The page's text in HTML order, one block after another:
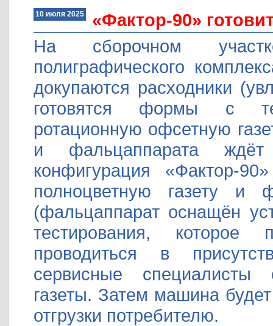
10 июля 2025
«Фактор-90»
На сборочном
полиграфического
докупаются расходники
готовятся формы с
ротационную офсетную
и фальцаппарата ждёт
конфигурация «Фактор-
полноцветную газету
(фальцаппарат оснащён
тестирования,
проводиться в
сервисные специалисты
газеты. Затем машина
отгрузки потребителю.